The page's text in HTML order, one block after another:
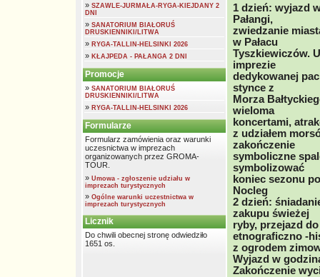
» SZAWLE-JURMAŁA-RYGA-KIEJDANY 2
DNI
» SANATORIUM BIAŁORUŚ
DRUSKIENNIKI/LITWA
» RYGA-TALLIN-HELSINKI 2026
» KŁAJPEDA - PAŁANGA 2 DNI
Promocje
» SANATORIUM BIAŁORUŚ
DRUSKIENNIKI/LITWA
» RYGA-TALLIN-HELSINKI 2026
Formularze
Formularz zamówienia oraz warunki
uczesnictwa w imprezach
organizowanych przez GROMA-
TOUR.
» Umowa - zgłoszenie udziału w
imprezach turystycznych
» Ogólne warunki uczestnictwa w
imprezach turystycznych
Licznik
Do chwili obecnej stronę odwiedziło
1651 os.
1 dzień: wyjazd
Pałangi,
zwiedzanie
w Pałacu
Tyszkiewiczów.
imprezie
dedykowanej
stynce z
Morza
wieloma
koncertami,
z udziałem
zakończenie
symboliczne
symbolizować
koniec sezonu
Nocleg
2 dzień:
zakupu świeżej
ryby, przejazd
etnograficzno -
z ogrodem
Wyjazd w
Zakończenie